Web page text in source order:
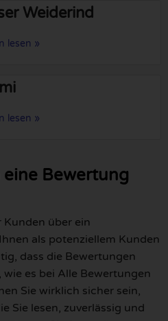
Weiderind
lesen »
lesen »
eine Bewertung
Kunden über ein
als potenziellem Kunden
dass die Bewertungen
es bei Alle Bewertungen
Sie wirklich sicher sein,
Sie lesen, zuverlässig und